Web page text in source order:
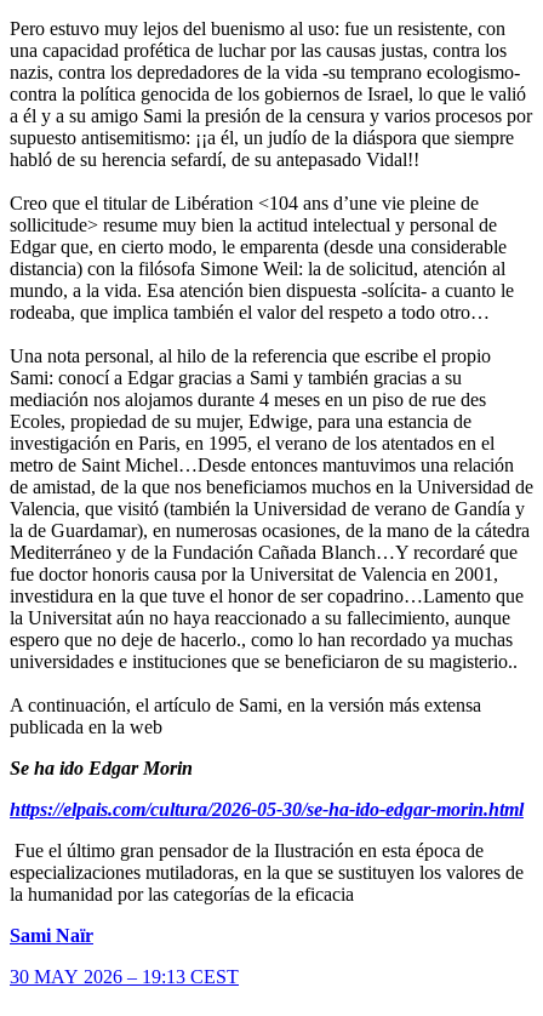
Pero estuvo muy lejos del buenismo al uso: fue un resistente, con
una capacidad profética de luchar por las causas justas, contra los
nazis, contra los depredadores de la vida -su temprano ecologismo-
contra la política genocida de los gobiernos de Israel, lo que le valió
a él y a su amigo Sami la presión de la censura y varios procesos por
supuesto antisemitismo: ¡¡a él, un judío de la diáspora que siempre
habló de su herencia sefardí, de su antepasado Vidal!!
Creo que el titular de Libération <104 ans d’une vie pleine de
sollicitude> resume muy bien la actitud intelectual y personal de
Edgar que, en cierto modo, le emparenta (desde una considerable
distancia) con la filósofa Simone Weil: la de solicitud, atención al
mundo, a la vida. Esa atención bien dispuesta -solícita- a cuanto le
rodeaba, que implica también el valor del respeto a todo otro…
Una nota personal, al hilo de la referencia que escribe el propio
Sami: conocí a Edgar gracias a Sami y también gracias a su
mediación nos alojamos durante 4 meses en un piso de rue des
Ecoles, propiedad de su mujer, Edwige, para una estancia de
investigación en Paris, en 1995, el verano de los atentados en el
metro de Saint Michel…Desde entonces mantuvimos una relación
de amistad, de la que nos beneficiamos muchos en la Universidad de
Valencia, que visitó (también la Universidad de verano de Gandía y
la de Guardamar), en numerosas ocasiones, de la mano de la cátedra
Mediterráneo y de la Fundación Cañada Blanch…Y recordaré que
fue doctor honoris causa por la Universitat de Valencia en 2001,
investidura en la que tuve el honor de ser copadrino…Lamento que
la Universitat aún no haya reaccionado a su fallecimiento, aunque
espero que no deje de hacerlo., como lo han recordado ya muchas
universidades e instituciones que se beneficiaron de su magisterio..
A continuación, el artículo de Sami, en la versión más extensa
publicada en la web
Se ha ido Edgar Morin
https://elpais.com/cultura/2026-05-30/se-ha-ido-edgar-morin.html
Fue el último gran pensador de la Ilustración en esta época de
especializaciones mutiladoras, en la que se sustituyen los valores de
la humanidad por las categorías de la eficacia
Sami Naïr
30 MAY 2026 – 19:13 CEST